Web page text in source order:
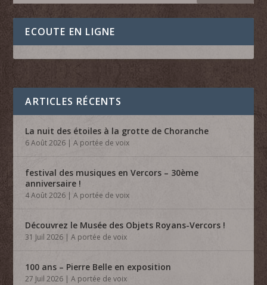
ECOUTE EN LIGNE
ARTICLES RÉCENTS
La nuit des étoiles à la grotte de Choranche
6 Août 2026 |A portée de voix
festival des musiques en Vercors – 30ème
anniversaire !
4 Août 2026 |A portée de voix
Découvrez le Musée des Objets Royans-Vercors !
31 Juil 2026 |A portée de voix
100 ans – Pierre Belle en exposition
27 Juil 2026 |A portée de voix